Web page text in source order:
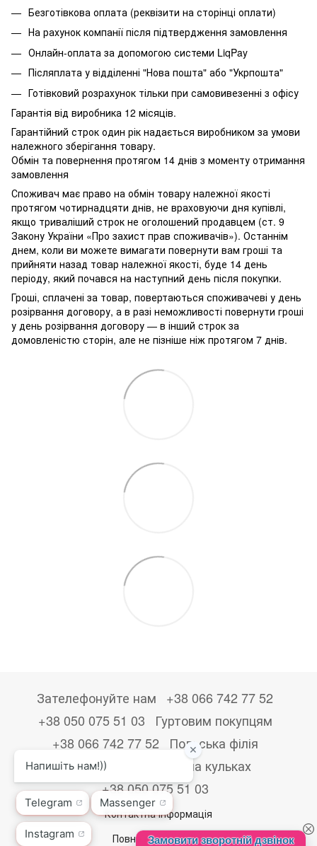
Безготівкова оплата (реквізити на сторінці оплати)
На рахунок компанії після підтвердження замовлення
Онлайн-оплата за допомогою системи LiqPay
Післяплата у відділенні "Нова пошта" або "Укрпошта"
Готівковий розрахунок тільки при самовивезенні з офісу
Гарантія від виробника 12 місяців.
Гарантійний строк один рік надається виробником за умови
належного зберігання товару.
Обмін та повернення протягом 14 днів з моменту отримання
замовлення
Споживач має право на обмін товару належної якості
протягом чотирнадцяти днів, не враховуючи дня купівлі,
якщо триваліший строк не оголошений продавцем (ст. 9
Закону України «Про захист прав споживачів»). Останнім
днем, коли ви можете вимагати повернути вам гроші та
прийняти назад товар належної якості, буде 14 день
періоду, який почався на наступний день після покупки.
Гроші, сплачені за товар, повертаються споживачеві у день
розірвання договору, а в разі неможливості повернути гроші
у день розірвання договору — в інший строк за
домовленістю сторін, але не пізніше ніж протягом 7 днів.
Зателефонуйте нам
+38 066 742 77 52
+38 050 075 51 03
Гуртовим покупцям
+38 066 742 77 52
Польська філія
+48533867723
Друк на кульках
+38 050 075 51 03
Контактна інформація
Повна версія сайту